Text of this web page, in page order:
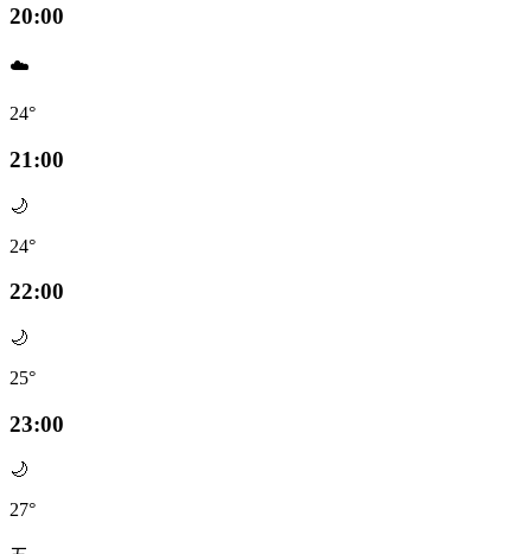
20:00
☁️
24°
21:00
🌙
24°
22:00
🌙
25°
23:00
🌙
27°